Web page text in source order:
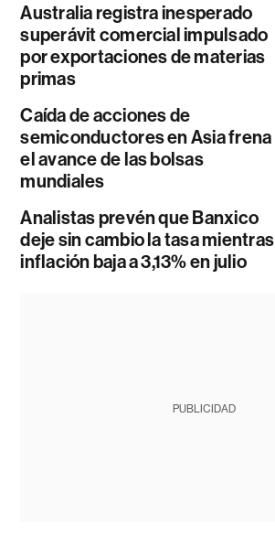
Australia registra inesperado
superávit comercial impulsado
por exportaciones de materias
primas
Caída de acciones de
semiconductores en Asia frena
el avance de las bolsas
mundiales
Analistas prevén que Banxico
deje sin cambio la tasa mientras
inflación baja a 3,13% en julio
PUBLICIDAD